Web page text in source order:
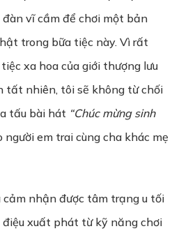
vĩ cầm để chơi một bản
trong bữa tiệc này. Vì rất
xa hoa của giới thượng lưu
tất nhiên, tôi sẽ không từ chối
tấu bài hát “Chúc mừng sinh
em trai cùng cha khác mẹ
cảm nhận được tâm trạng u tối
xuất phát từ kỹ năng chơi